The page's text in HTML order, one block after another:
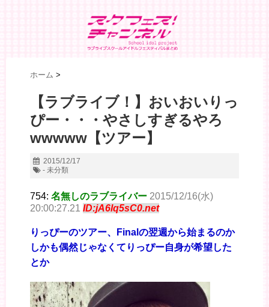
ホーム >
【ラブライブ！】おいおいりっ
ぴー・・・やさしすぎるやろ
wwwww【ツアー】
2015/12/17
- 未分類
754: 名無しのラブライバー 2015/12/16(水)
20:00:27.21 ID:jA6lq5sC0.net
りっぴーのツアー、Finalの翌週から始まるのか
しかも偶然じゃなくてりっぴー自身が希望した
とか